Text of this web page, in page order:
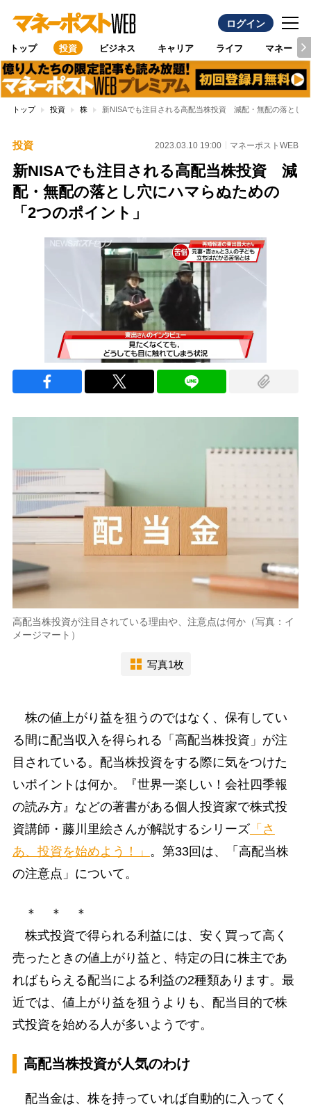
ログイン
トップ 投資 ビジネス キャリア ライフ マネー
トップ 投資 株 新NISAでも注目される高配当株投資 減配・無配の落とし
投資 2023.03.10 19:00 マネーポストWEB
新NISAでも注目される高配当株投資 減
配・無配の落とし穴にハマらぬための
「2つのポイント」
高配当株投資が注目されている理由や、注意点は何か（写真：イ
メージマート）
写真1枚
株の値上がり益を狙うのではなく、保有してい
る間に配当収入を得られる「高配当株投資」が注
目されている。配当株投資をする際に気をつけた
いポイントは何か。『世界一楽しい！会社四季報
の読み方』などの著書がある個人投資家で株式投
資講師・藤川里絵さんが解説するシリーズ「さ
あ、投資を始めよう！」 。第33回は、「高配当株
の注意点」について。
＊ ＊ ＊
株式投資で得られる利益には、安く買って高く
売ったときの値上がり益と、特定の日に株主であ
ればもらえる配当による利益の2種類あります。最
近では、値上がり益を狙うよりも、配当目的で株
式投資を始める人が多いようです。
高配当株投資が人気のわけ
配当金は、株を持っていれば自動的に入ってく